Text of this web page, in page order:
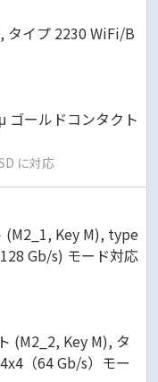
タイプ 2230 WiFi/B
ゴールドコンタクト
に対応
(M2_1, Key M), type
Gb/s) モード対応
(M2_2, Key M), タ
（64 Gb/s）モー